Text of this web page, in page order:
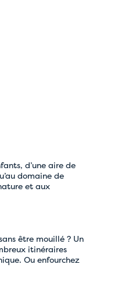
d’une aire de
domaine de
et aux
être mouillé ? Un
itinéraires
Ou enfourchez